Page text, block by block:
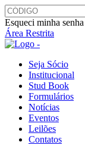
Esqueci minha senha
Área Restrita
Seja Sócio
Institucional
Stud Book
Formulários
Notícias
Eventos
Leilões
Contatos